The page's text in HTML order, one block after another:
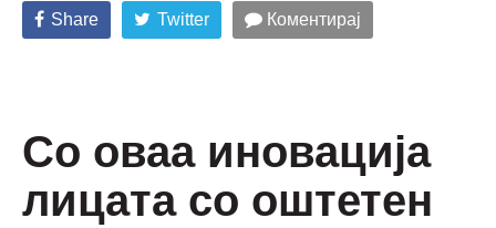
Share Twitter Коментирај
Со оваа иновација
лицата со оштетен